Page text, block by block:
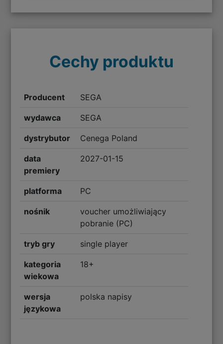
Cechy produktu
Producent SEGA
wydawca SEGA
dystrybutor Cenega Poland
data
premiery
2027-01-15
platforma PC
nośnik
voucher umożliwiający
pobranie (PC)
tryb gry single player
kategoria
wiekowa
18+
wersja
językowa
polska napisy